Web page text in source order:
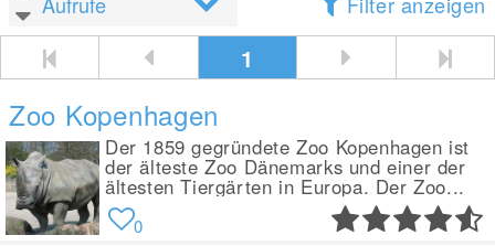
1
Zoo Kopenhagen
Der 1859 gegründete Zoo Kopenhagen ist
der älteste Zoo Dänemarks und einer der
ältesten Tiergärten in Europa. Der Zoo...
0